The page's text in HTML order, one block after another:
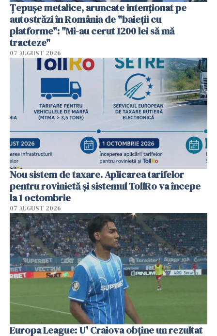
Țepușe metalice, aruncate intenționat pe
autostrăzi în România de "baieții cu
platforme": "Mi-au cerut 1200 lei să mă
tracteze"
07 AUGUST 2026
Nou sistem de taxare. Aplicarea tarifelor
pentru rovinietă şi sistemul TollRo va începe
la 1 octombrie
07 AUGUST 2026
Europa League: U' Craiova obține un rezultat